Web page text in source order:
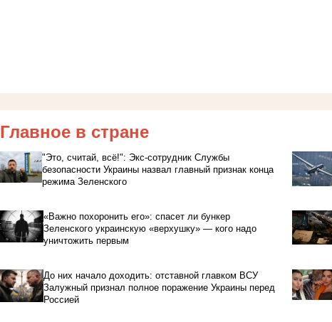
Главное в стране
"Это, считай, всё!": Экс-сотрудник Службы
безопасности Украины назвал главный признак конца
режима Зеленского
«Важно похоронить его»: спасет ли бункер
Зеленского украинскую «верхушку» — кого надо
уничтожить первым
До них начало доходить: отставной главком ВСУ
Залужный признал полное поражение Украины перед
Россией